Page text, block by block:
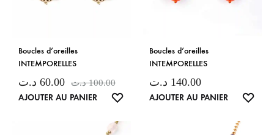
Boucles d’oreilles
INTEMPORELLES
60.00 د.ت 100.00 د.ت
AJOUTER AU PANIER
Boucles d’oreilles
INTEMPORELLES
140.00 د.ت
AJOUTER AU PANIER